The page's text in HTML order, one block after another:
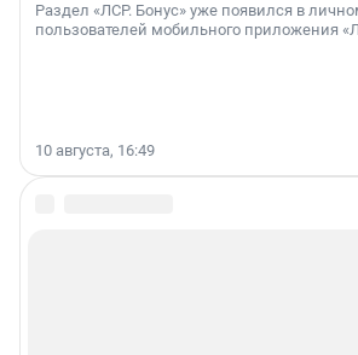
Раздел «ЛСР. Бонус» уже появился в
пользователей мобильного приложения
10 августа, 16:49